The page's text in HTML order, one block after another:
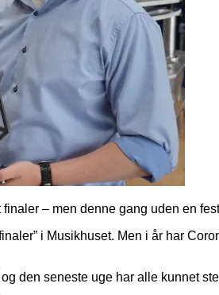
– men denne gang uden en
i Musikhuset. Men i år har
den seneste uge har alle kunnet